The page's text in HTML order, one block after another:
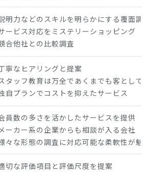
明力などのスキルを明らかにする覆面調査
ービス対応をミステリーショッピング
合他社との比較調査
寧なヒアリングと提案
タッフ教育は万全であくまでも客として
自プランでコストを抑えたサービス
員数の多さを活かしたサービスを提供
ーカー系の企業からも相談が入る会社
々な形態の調査に対応可能な柔軟性が魅力
切な評価項目と評価尺度を提案